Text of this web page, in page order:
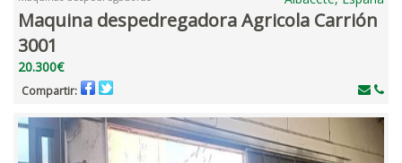
Maquina despedregadora Agricola Carrión
3001
20.300€
Compartir: